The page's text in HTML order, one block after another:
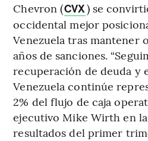
Chevron (CVX) se
occidental mejor
Venezuela tras mantener
años de sanciones.
recuperación de deuda y
Venezuela continúe
2% del flujo de caja
ejecutivo Mike Wirth en
resultados del primer